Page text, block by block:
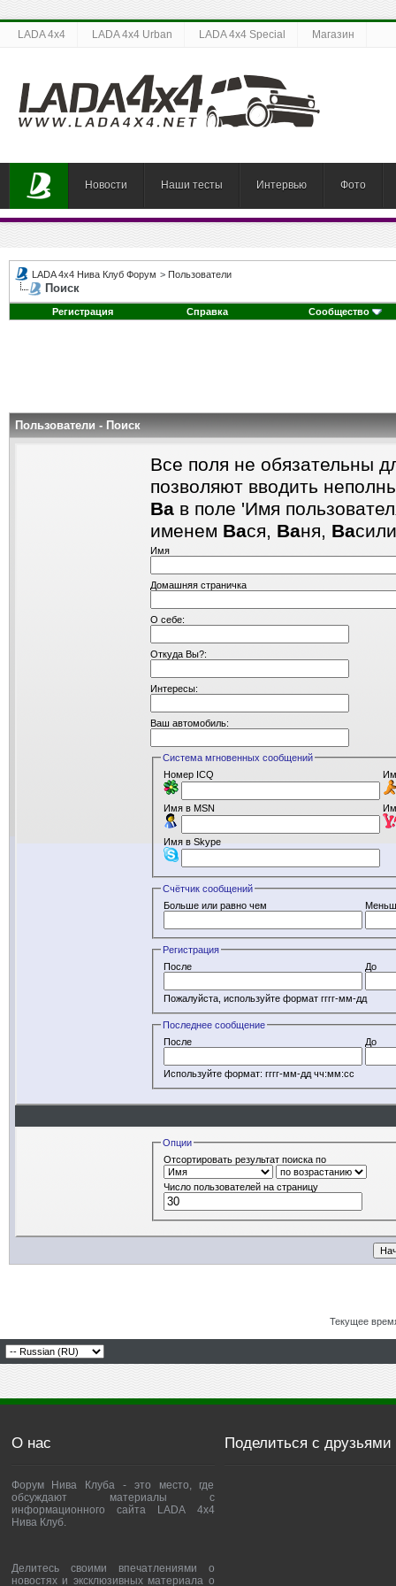
LADA 4x4 LADA 4x4 Urban LADA 4x4 Special Магазин
Новости Наши тесты Интервью Фото
LADA 4x4 Нива Клуб Форум > Пользователи
Поиск
Регистрация Справка Сообщество
Пользователи - Поиск
Все поля не обязательны
позволяют вводить
Ва в поле 'Имя
именем Вася, Ваня, Ва
Имя
Домашняя страничка
О себе:
Откуда Вы?:
Интересы:
Ваш автомобиль:
Система мгновенных сообщений
Номер ICQ
Имя в MSN
Имя в Skype
Счётчик сообщений
Больше или равно чем
Регистрация
После
До
Пожалуйста, используйте формат гггг-мм-дд
Последнее сообщение
После
До
Используйте формат: гггг-мм-дд чч:мм:сс
Опции
Отсортировать результат поиска по
Число пользователей на страницу
Текущее
О нас
Форум Нива Клуба - это место, где
обсуждают материалы с
информационного сайта LADA 4x4
Нива Клуб.
Делитесь своими впечатлениями о
новостях и эксклюзивных материала о
Поделиться с друзьями